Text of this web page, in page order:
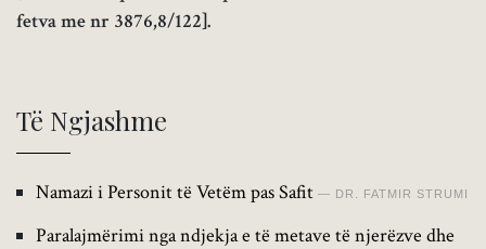
fetva me nr 3876,8/122].
Të Ngjashme
Namazi i Personit të Vetëm pas Safit DR. FATMIR STRUMI
Paralajmërimi nga ndjekja e të metave të njerëzve dhe